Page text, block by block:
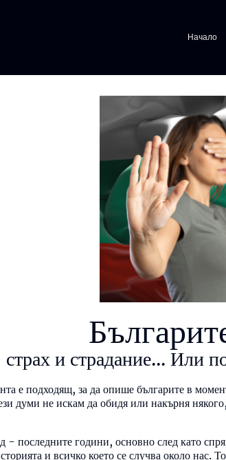
Начало
и страдание... Или
е подходящ, за да опише българите в
думи не искам да обидя или накърня
- последните години, основно след като
и всичко което се случва около нас.